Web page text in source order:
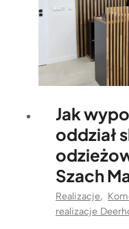
Jak
oddział
Szach
Realizacje,
realizacje